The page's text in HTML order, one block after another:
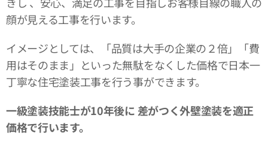
顔が見える工事を行います。
イメージとしては、「品質は大手の企業の２倍」「費
用はそのまま」といった無駄をなくした価格で日本一
丁寧な住宅塗装工事を行う事ができます。
一級塗装技能士が10年後に 差がつく外壁塗装を適正
価格で行います。